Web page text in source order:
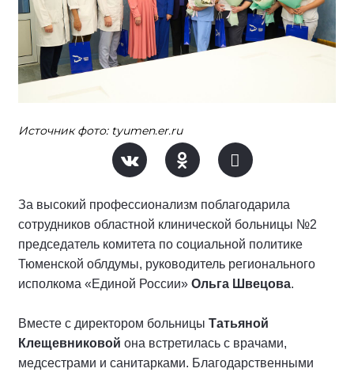
Источник фото: tyumen.er.ru
За высокий профессионализм поблагодарила
сотрудников областной клинической больницы №2
председатель комитета по социальной политике
Тюменской облдумы, руководитель регионального
исполкома «Единой России» Ольга Швецова.
Вместе с директором больницы Татьяной
Клещевниковой она встретилась с врачами,
медсестрами и санитарками. Благодарственными